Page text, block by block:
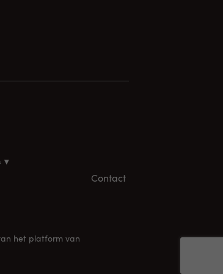
▾
Contact
het platform van